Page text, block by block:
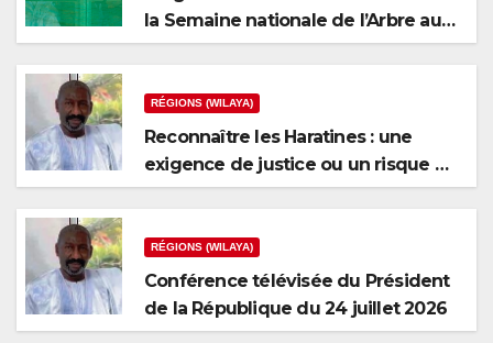
la Semaine nationale de l’Arbre au
niveau de la wilaya du Brakna
RÉGIONS (WILAYA)
Reconnaître les Haratines : une
exigence de justice ou un risque de
fragmentation nationale ?
RÉGIONS (WILAYA)
Conférence télévisée du Président
de la République du 24 juillet 2026